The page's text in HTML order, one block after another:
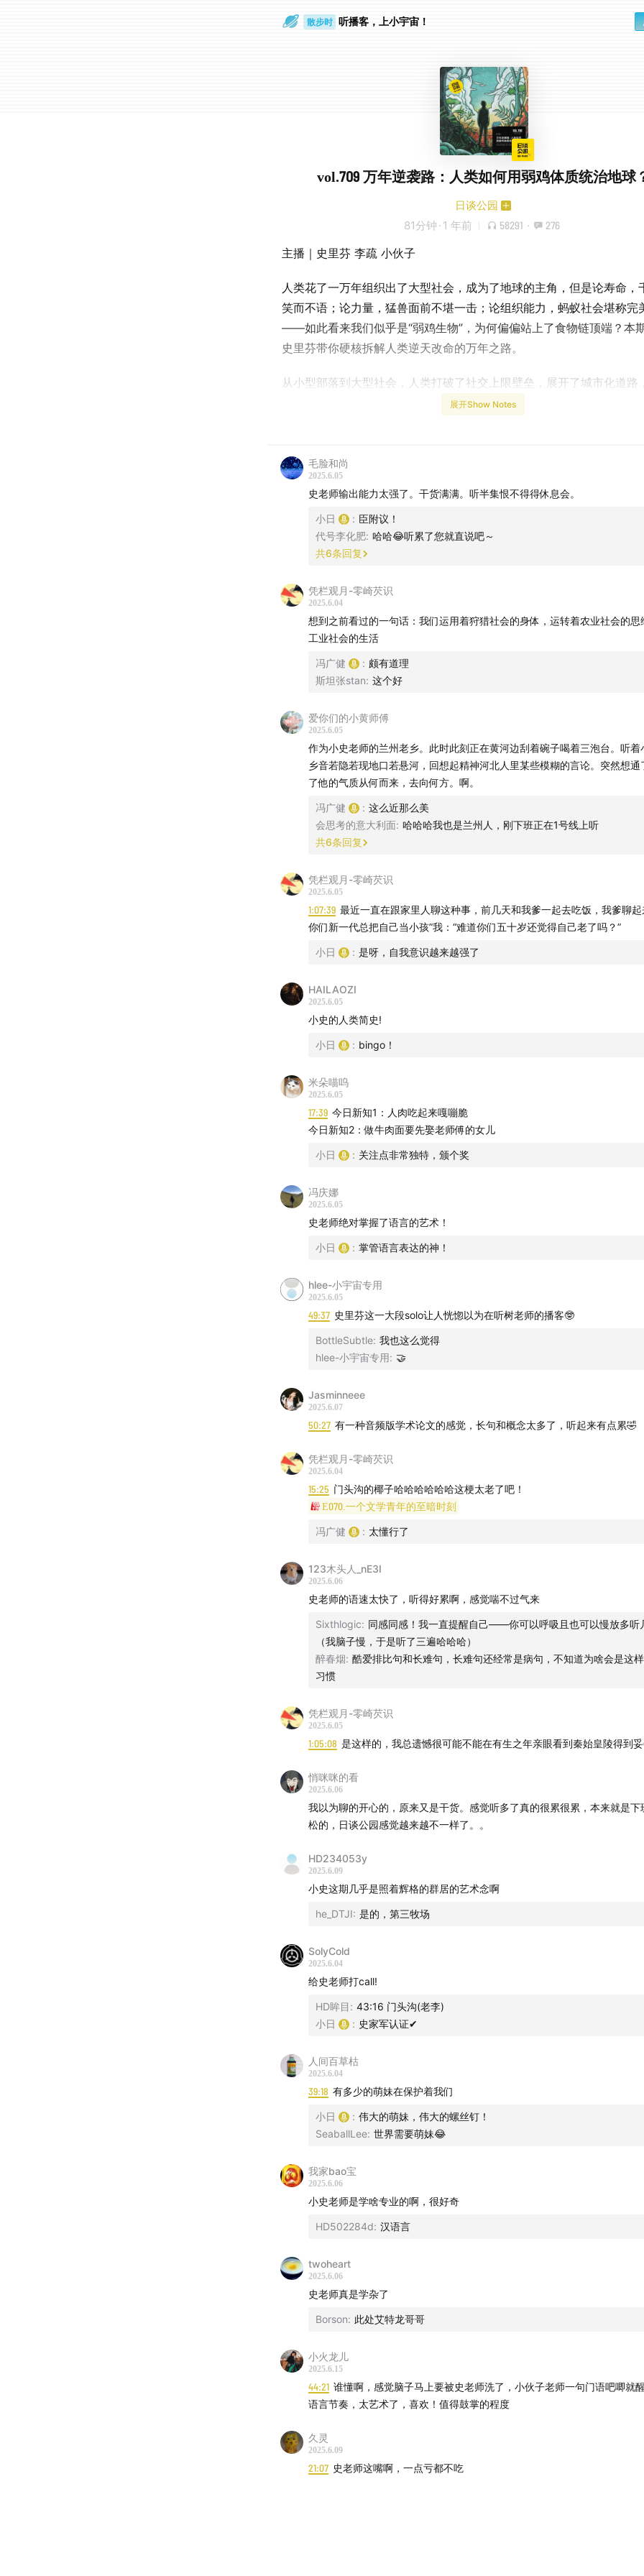
散步时 听播客，上小宇宙！
vol.709 万年逆袭路：人类如何用弱鸡体质统治地球
日谈公园
81分钟 · 1 年前 58291 · 276
主播｜史里芬 李疏 小伙子
人类花了一万年组织出了大型社会，成为了地球的主角，但是论寿命，
笑而不语；论力量，猛兽面前不堪一击；论组织能力，蚂蚁社会堪称完
——如此看来我们似乎是“弱鸡生物”，为何偏偏站上了食物链顶端？本
史里芬带你硬核拆解人类逆天改命的万年之路。
从小型部落到大型社会，人类打破了社交上限壁垒，展开了城市化道路
通过货币、契约、通信基建等层层拆除限制发展的“脚手架”，把地球扩
谈癌色变到细胞焕活，人类正从被动求生转向主动掌控，我们对抗衰老
已经燃起曙光。
最后感谢和人类一起探索延长生命长度、增强生命质量的Swisse PLUS
期节目。
有效地提升 NAD+ 水平的明星产品
正如节目中提到的，NAD+是人体维持细胞活力、修复力及能量生成的
质。 Swisse PLUS核心成分是利NR，特点是分子量小和高活性，容易
化，也是目前已知最安全、有效地提升NAD+水平的方式。品牌在产品
公开邀请消费者参与实测，结果显示7天内NR确实能提升人体内的
每天一粒，可以对抗松垮肌肤、免疫力变差和大脑转速下降。
如果你只对肌肤和气色有需求，也可以选择他们家的基础款[NAD+焕
建议坚持两周，感受一下身体的变化。
【收听平台】
小宇宙｜喜马拉雅｜苹果播客｜网易云音乐｜荔枝｜蜻蜓FM｜QQ音乐
乐｜酷狗音乐｜懒人听书｜微博音频｜三联中读｜听听FM｜猫耳FM｜
｜YouTube
｜关注我们｜
点击👉 日谈公园品牌官网
微信公众号：日谈公园
微博：@日谈公园
小红书：日谈公园
即刻：日谈李小日
B站：日谈公园
｜商务合作｜
欢迎发送邮件至 bbpark@ritanbbpark.com
展开Show Notes
毛脸和尚
2025.6.05
史老师输出能力太强了。干货满满。听半集恨不得得休息会。
小日 : 臣附议！
代号李化肥: 哈哈😂听累了您就直说吧～
共6条回复
凭栏观月-零崎芡识
2025.6.04
想到之前看过的一句话：我们运用着狩猎社会的身体，运转着农业社会的思
工业社会的生活
冯广健 : 颇有道理
斯坦张stan: 这个好
爱你们的小黄师傅
2025.6.05
作为小史老师的兰州老乡。此时此刻正在黄河边刮着碗子喝着三泡台。听着
乡音若隐若现地口若悬河，回想起精神河北人里某些模糊的言论。突然想通
了他的气质从何而来，去向何方。啊。
冯广健 : 这么近那么美
会思考的意大利面: 哈哈哈我也是兰州人，刚下班正在1号线上听
共6条回复
凭栏观月-零崎芡识
2025.6.05
1:07:39 最近一直在跟家里人聊这种事，前几天和我爹一起去吃饭，我爹聊起
你们新一代总把自己当小孩”我：“难道你们五十岁还觉得自己老了吗？”
小日 : 是呀，自我意识越来越强了
HAILAOZI
2025.6.05
小史的人类简史!
小日 : bingo！
米朵喵呜
2025.6.05
17:39 今日新知1：人肉吃起来嘎嘣脆
今日新知2：做牛肉面要先娶老师傅的女儿
小日 : 关注点非常独特，颁个奖
冯庆娜
2025.6.05
史老师绝对掌握了语言的艺术！
小日 : 掌管语言表达的神！
hlee-小宇宙专用
2025.6.05
49:37 史里芬这一大段solo让人恍惚以为在听树老师的播客🤓
BottleSubtle: 我也这么觉得
hlee-小宇宙专用: 🤝
Jasminneee
2025.6.07
50:27 有一种音频版学术论文的感觉，长句和概念太多了，听起来有点累🤣
凭栏观月-零崎芡识
2025.6.04
15:25 门头沟的椰子哈哈哈哈哈哈这梗太老了吧！
E070.一个文学青年的至暗时刻
冯广健 : 太懂行了
123木头人_nE3I
2025.6.06
史老师的语速太快了，听得好累啊，感觉喘不过气来
Sixthlogic: 同感同感！我一直提醒自己——你可以呼吸且也可以慢放多听
（我脑子慢，于是听了三遍哈哈哈）
醉春烟: 酷爱排比句和长难句，长难句还经常是病句，不知道为啥会是这
习惯
凭栏观月-零崎芡识
2025.6.05
1:05:08 是这样的，我总遗憾很可能不能在有生之年亲眼看到秦始皇陵得到
悄咪咪的看
2025.6.06
我以为聊的开心的，原来又是干货。感觉听多了真的很累很累，本来就是下
松的，日谈公园感觉越来越不一样了。。
HD234053y
2025.6.09
小史这期几乎是照着辉格的群居的艺术念啊
he_DTJI: 是的，第三牧场
SolyCold
2025.6.04
给史老师打call!
HD眸目 : 43:16 门头沟(老李)
小日
: 史家军认证✔
人间百草枯
2025.6.04
39:18 有多少的萌妹在保护着我们
小日 : 伟大的萌妹，伟大的螺丝钉！
SeaballLee: 世界需要萌妹😂
我家bao宝
2025.6.06
小史老师是学啥专业的啊，很好奇
HD502284d: 汉语言
twoheart
2025.6.06
史老师真是学杂了
Borson: 此处艾特龙哥哥
小火龙儿
2025.6.15
44:21 谁懂啊，感觉脑子马上要被史老师洗了，小伙子老师一句门语吧唧就
语言节奏，太艺术了，喜欢！值得鼓掌的程度
久灵
2025.6.09
21:07 史老师这嘴啊，一点亏都不吃